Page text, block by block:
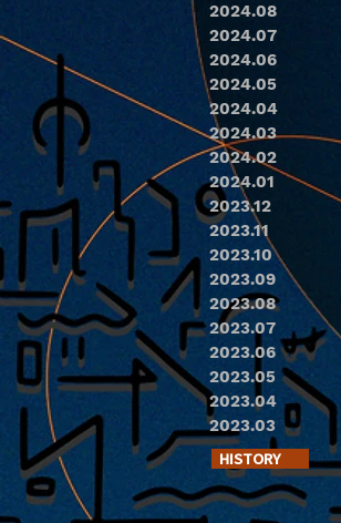
2024.08
2024.07
2024.06
2024.05
2024.04
2024.03
2024.02
2024.01
2023.12
2023.11
2023.10
2023.09
2023.08
2023.07
2023.06
2023.05
2023.04
2023.03
HISTORY